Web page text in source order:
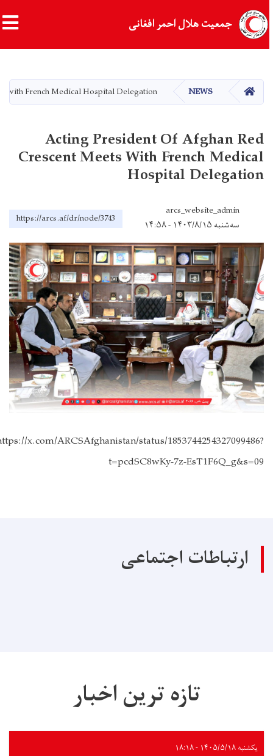
main
content
جمعیت هلال احمر افغانی
HOME
NEWS
with French Medical Hospital Delegation
Acting President Of Afghan Red
Crescent Meets With French Medical
Hospital Delegation
arcs_website_admin
سه‌شنبه ۱۴۰۳/۸/۱۵ - ۱۴:۵۸
https://arcs.af/dr/node/3743
https://x.com/ARCSAfghanistan/status/1853744254327099486?
t=pcdSC8wKy-7z-EsT1F6Q_g&s=09
ارتباطات اجتماعی
تازه ترین اخبار
یکشنبه ۱۴۰۵/۵/۱۸ - ۱۸:۱۸